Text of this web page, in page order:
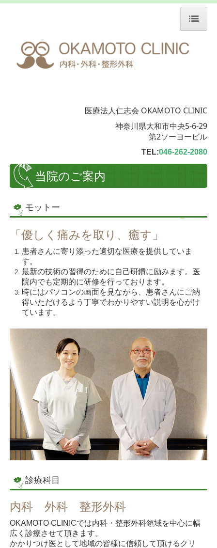
ホーム
院長・スタッフ紹介
交通案内
職員専用
医療法人仁志会 OKAMOTO CLINIC
神奈川県大和市中央5-6-29
第2ソーヨービル
TEL:046-262-2080
当院のご案内
モットー
「優しく痛みを取り、癒す」
患者さんに寄り添った適切な医療を提供していま
す。
最新の技術の習得のために自己研鑽に励みます。医
院内でも定期的に研修を行っております。
時にはパソコンの画面を見ながら、患者さんにご納
得いただけるよう丁寧でわかりやすい説明を心がけ
ています。
診療科目
内科 外科 整形外科
OKAMOTO CLINICでは内科・整形外科領域を中心に幅
広く診療させて頂きます。
かかりつけ医として地域の皆様に信頼して頂けるクリ